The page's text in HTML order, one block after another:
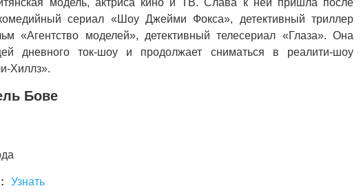
модель, актриса кино и ТВ. Слава к ней пришла после
сериал «Шоу Джейми Фокса», детективный триллер
«Агентство моделей», детективный телесериал «Глаза». Она
дневного ток-шоу и продолжает сниматься в реалити-шоу
Хиллз».
Бове
Узнать